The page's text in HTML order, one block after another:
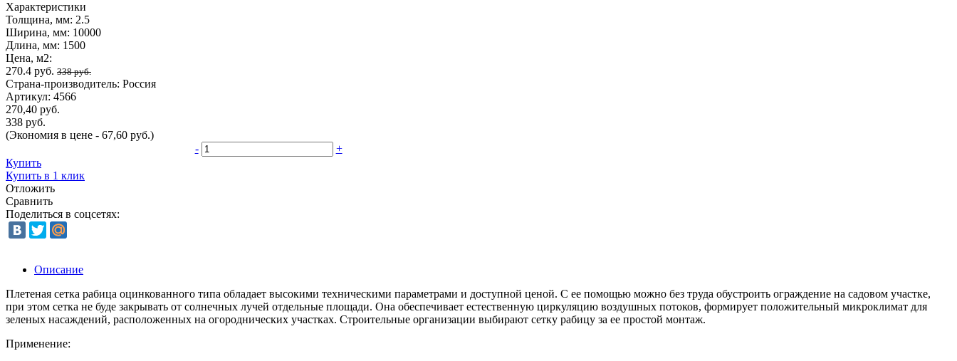
Характеристики
Толщина, мм: 2.5
Ширина, мм: 10000
Длина, мм: 1500
Цена, м2:
270.4 руб. 338 руб.
Страна-производитель: Россия
Артикул: 4566
270,40 руб.
338 руб.
(Экономия в цене - 67,60 руб.)
-
+
Купить
Купить в 1 клик
Отложить
Сравнить
Поделиться в соцсетях:
Описание
Плетеная сетка рабица оцинкованного типа обладает высокими техническими параметрами и доступной ценой. С ее помощью можно без труда обустроить ограждение на садовом участке,
при этом сетка не буде закрывать от солнечных лучей отдельные площади. Она обеспечивает естественную циркуляцию воздушных потоков, формирует положительный микроклимат для
зеленых насаждений, расположенных на огороднических участках. Строительные организации выбирают сетку рабицу за ее простой монтаж.
Применение: